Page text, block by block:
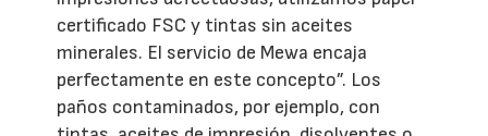
certificado FSC y tintas sin aceites
minerales. El servicio de Mewa encaja
perfectamente en este concepto”. Los
paños contaminados, por ejemplo, con